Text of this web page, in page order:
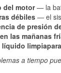
del motor— la
débiles— el
de presión
las mañanas
líquido
a tiempo